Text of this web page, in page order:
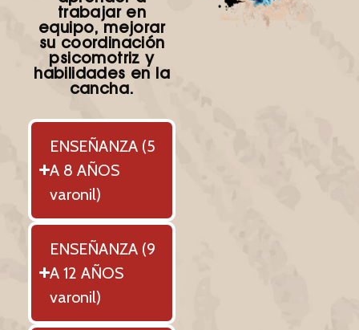
trabajar en
equipo, mejorar
su coordinación
psicomotriz y
habilidades en la
cancha.
ENSEÑANZA (5
A 8 AÑOS
varonil)
ENSEÑANZA (9
A 12 AÑOS
varonil)